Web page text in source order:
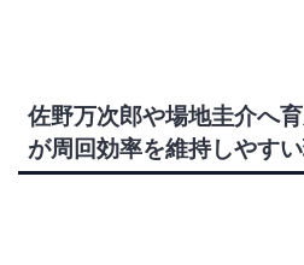
佐野万次郎や場地圭介へ
が周回効率を維持しやす